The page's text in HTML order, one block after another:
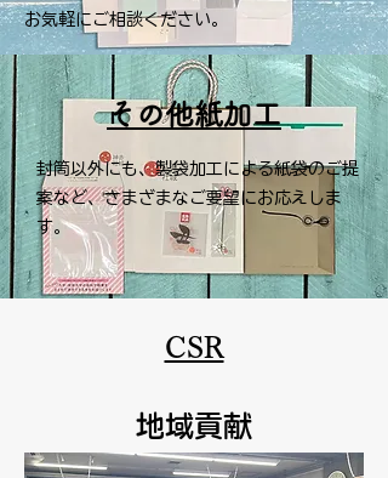
お気軽にご相談ください。
その他紙加工
封筒以外にも、製袋加工による紙袋のご提
案など、さまざまなご要望にお応えしま
す。
CSR
地域貢献